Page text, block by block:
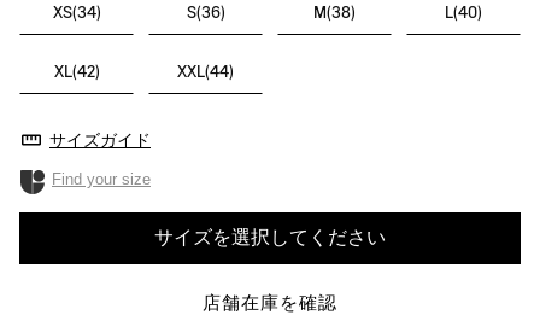
XS(34) S(36) M(38) L(40)
XL(42) XXL(44)
サイズガイド
Find your size
サイズを選択してください
店舗在庫を確認